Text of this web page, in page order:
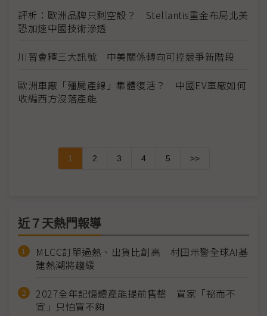
評析：歐洲品牌只剩空殼？ Stellantis重金布局北美
恐加速中國技術滲透
川習會釋三大訊號 中美關係轉向可控競爭新階段
歐洲車廠「殭屍產線」集體復活？ 中國EV車廠如何
收編西方沒落產能
1 2 3 4 5 >>
近７天熱門報導
MLCC訂單過熱、出貨比創高 村田示警全球AI基
建熱潮將趨緩
2027全年記憶體產能提前售罄 買家「祕而不
宣」只怕買不夠